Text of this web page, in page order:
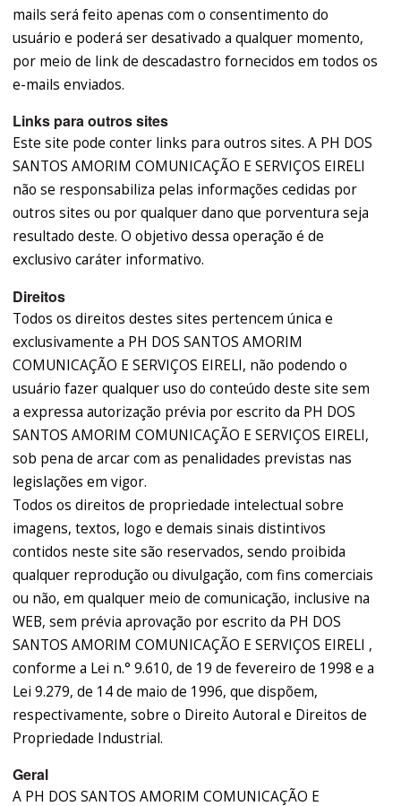
mails será feito apenas com o consentimento do
usuário e poderá ser desativado a qualquer momento,
por meio de link de descadastro fornecidos em todos os
e-mails enviados.
Links para outros sites
Este site pode conter links para outros sites. A PH DOS
SANTOS AMORIM COMUNICAÇÃO E SERVIÇOS EIRELI
não se responsabiliza pelas informações cedidas por
outros sites ou por qualquer dano que porventura seja
resultado deste. O objetivo dessa operação é de
exclusivo caráter informativo.
Direitos
Todos os direitos destes sites pertencem única e
exclusivamente a PH DOS SANTOS AMORIM
COMUNICAÇÃO E SERVIÇOS EIRELI, não podendo o
usuário fazer qualquer uso do conteúdo deste site sem
a expressa autorização prévia por escrito da PH DOS
SANTOS AMORIM COMUNICAÇÃO E SERVIÇOS EIRELI,
sob pena de arcar com as penalidades previstas nas
legislações em vigor.
Todos os direitos de propriedade intelectual sobre
imagens, textos, logo e demais sinais distintivos
contidos neste site são reservados, sendo proibida
qualquer reprodução ou divulgação, com fins comerciais
ou não, em qualquer meio de comunicação, inclusive na
WEB, sem prévia aprovação por escrito da PH DOS
SANTOS AMORIM COMUNICAÇÃO E SERVIÇOS EIRELI ,
conforme a Lei n.° 9.610, de 19 de fevereiro de 1998 e a
Lei 9.279, de 14 de maio de 1996, que dispõem,
respectivamente, sobre o Direito Autoral e Direitos de
Propriedade Industrial.
Geral
A PH DOS SANTOS AMORIM COMUNICAÇÃO E